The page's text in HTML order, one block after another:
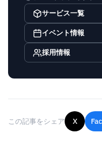
サービス一覧
イベント情報
採用情報
この記事をシェア X